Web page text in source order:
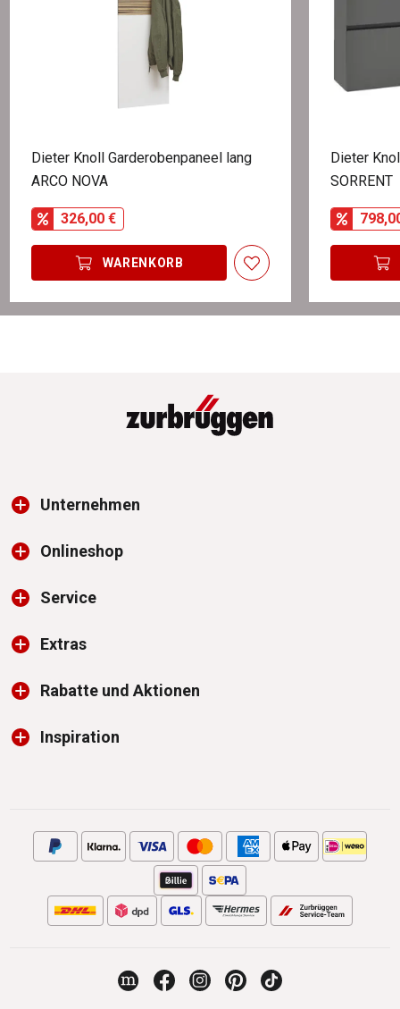
Dieter Knoll Garderobenpaneel lang
ARCO NOVA
326,00 €
WARENKORB
Dieter
SORRENT
Unternehmen
Onlineshop
Service
Extras
Rabatte und Aktionen
Inspiration